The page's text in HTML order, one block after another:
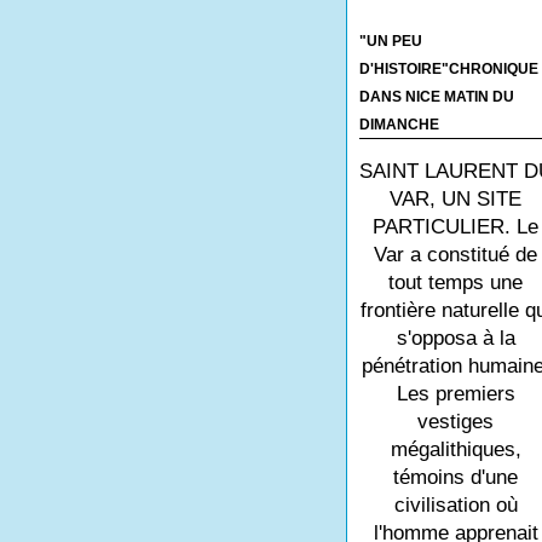
"UN PEU
D'HISTOIRE"CHRONIQUE
DANS NICE MATIN DU
DIMANCHE
SAINT LAURENT
VAR, UN SITE
PARTICULIER. Le
Var a constitué de
tout temps une
frontière naturelle
s'opposa à la
pénétration
Les premiers
vestiges
mégalithiques,
témoins d'une
civilisation où
l'homme apprenait